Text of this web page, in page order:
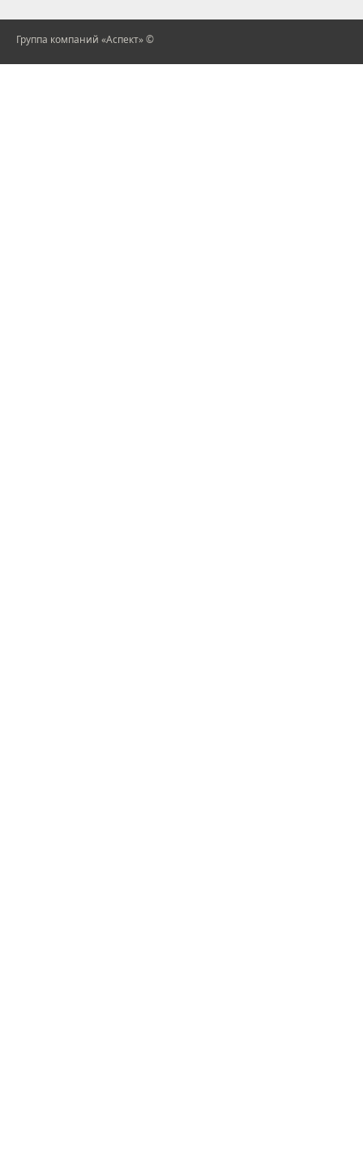
Группа компаний «Аспект» ©